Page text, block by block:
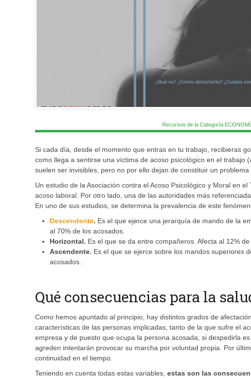
Recursos de la Categoría
Si cada día, desde el momento que entras en tu trabajo, recibieras
como llega a sentirse una víctima de acoso psicológico en el trabajo
suelen ser invisibles, pero no por ello dejan de constituir un
Un estudio de la Asociación contra el Acoso Psicológico y Moral en
acoso laboral. Por otro lado, una de las autoridades más
En uno de sus estudios, se determina la prevalencia de este
Descendente. Es el que ejerce una jerarquía de mando de la
al 70% de los acosados.
Horizontal. Es el que se da entre compañeros. Afecta al 12%
Ascendente. Es el que se ejerce sobre los mandos superiores
acosados.
Qué consecuencias para la
Como hemos apuntado al principio, hay distintos grados de
características de las personas implicadas, tanto de la que sufre el
empresa y de puesto que ocupa la persona acosada; si despedirla
agreden intentarán provocar su marcha por voluntad propia. Por
continuidad en el tiempo.
Teniendo en cuenta todas estas variables, estas son las